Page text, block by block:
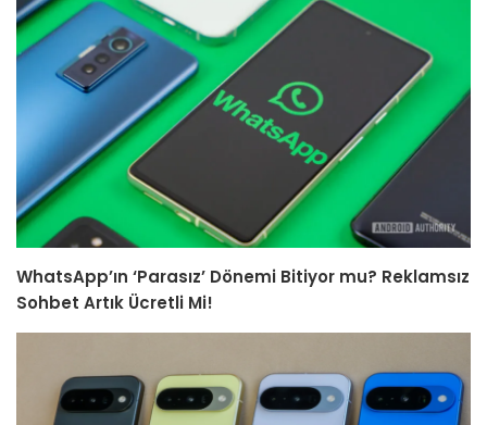
WhatsApp’ın ‘Parasız’ Dönemi Bitiyor mu? Reklamsız
Sohbet Artık Ücretli Mi!